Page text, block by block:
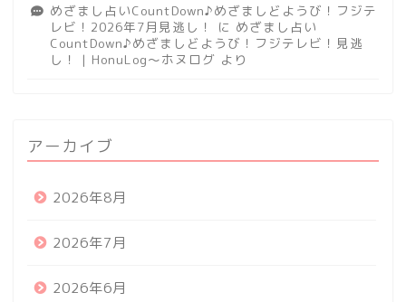
めざまし占いCountDown♪めざましどようび！フジテ
レビ！2026年7月見逃し！
に めざまし占い
CountDown♪めざましどようび！フジテレビ！見逃
し！ | HonuLog～ホヌログ より
アーカイブ
2026年8月
2026年7月
2026年6月